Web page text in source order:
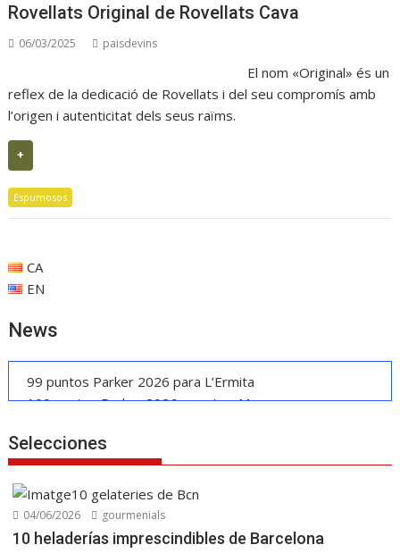
Rovellats Original de Rovellats Cava
06/03/2025 paisdevins
El nom «Original» és un
reflex de la dedicació de Rovellats i del seu compromís amb
l’origen i autenticitat dels seus raïms.
+
Espumosos
CA
EN
News
99 puntos Parker 2026 para L’Ermita
100 puntos Parker 2026 para Les Manyes
La UE reconoce la IGP Pernil Cerretà
Vendimia Penedès: vino, cava y gastronomía
Manuel Raventós Negra Magnum 2018
Selecciones
04/06/2026 gourmenials
10 heladerías imprescindibles de Barcelona